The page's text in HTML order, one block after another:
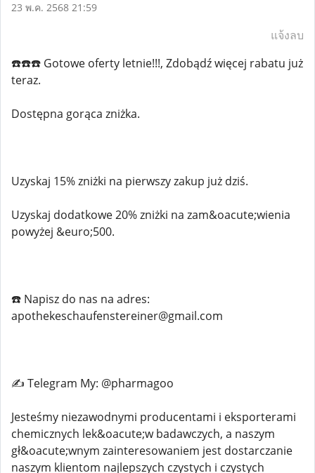
23 พ.ค. 2568 21:59
แจ้งลบ
☎️☎️☎️ Gotowe oferty letnie!!!, Zdobądź więcej rabatu już
teraz.
Dostępna gorąca zniżka.
Uzyskaj 15% zniżki na pierwszy zakup już dziś.
Uzyskaj dodatkowe 20% zniżki na zam&oacute;wienia
powyżej &euro;500.
☎️ Napisz do nas na adres:
apothekeschaufenstereiner@gmail.com
✍️ Telegram My: @pharmagoo
Jesteśmy niezawodnymi producentami i eksporterami
chemicznych lek&oacute;w badawczych, a naszym
gł&oacute;wnym zainteresowaniem jest dostarczanie
naszym klientom najlepszych czystych i czystych